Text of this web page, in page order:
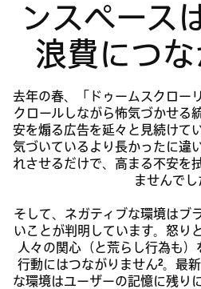
ンスペース
浪費につ
去年の春、「ドゥームスクロー
クロールしながら怖気づかせる
安を煽る広告を延々と見続けて
気づいているより長かったに違
れさせるだけで、高まる不安を
ませんでし
そして、ネガティブな環境はブ
いことが判明しています。怒り
人々の関心（と荒らし行為も）
行動にはつながりません2。最
な環境はユーザーの記憶に残り